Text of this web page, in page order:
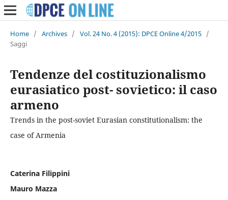
Home / Archives / Vol. 24 No. 4 (2015): DPCE Online 4/2015 /
Saggi
Tendenze del costituzionalismo
eurasiatico post- sovietico: il caso
armeno
Trends in the post-soviet Eurasian constitutionalism: the
case of Armenia
Caterina Filippini
Mauro Mazza